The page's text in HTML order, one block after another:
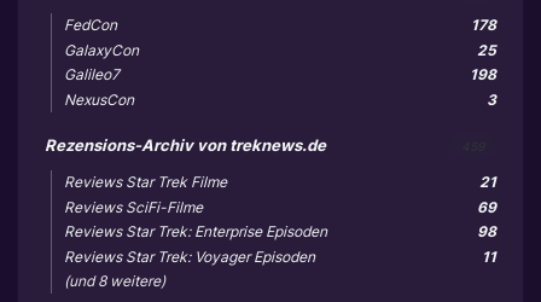
178
FedCon
25
GalaxyCon
198
Galileo7
3
NexusCon
Rezensions-Archiv von treknews.de
21
Reviews Star Trek Filme
69
Reviews SciFi-Filme
98
Reviews Star Trek: Enterprise Episoden
11
Reviews Star Trek: Voyager Episoden
(und 8 weitere)